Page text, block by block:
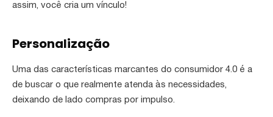
assim, você cria um vínculo!
Personalização
Uma das características marcantes do consumidor 4.0 é a
de buscar o que realmente atenda às necessidades,
deixando de lado compras por impulso.